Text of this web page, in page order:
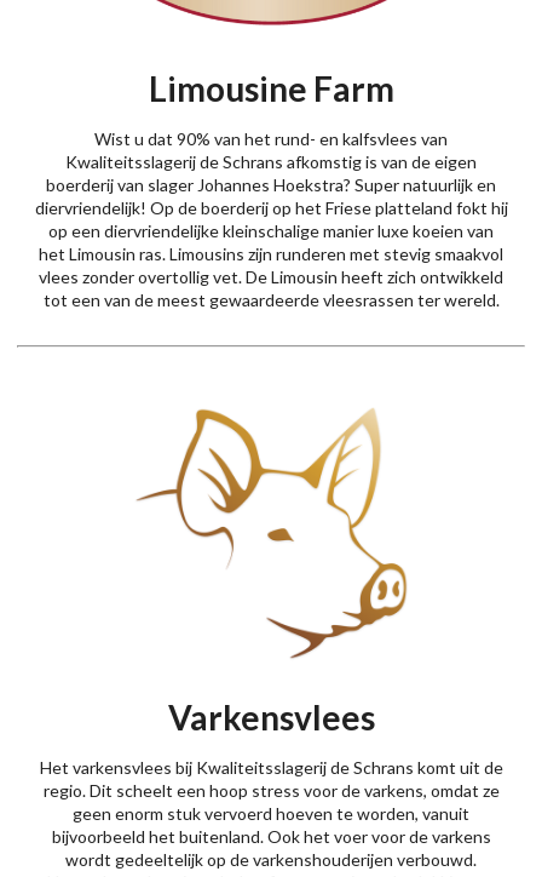
Limousine Farm
Wist u dat 90% van het rund- en kalfsvlees van
Kwaliteitsslagerij de Schrans afkomstig is van de eigen
boerderij van slager Johannes Hoekstra? Super natuurlijk en
diervriendelijk! Op de boerderij op het Friese platteland fokt hij
op een diervriendelijke kleinschalige manier luxe koeien van
het Limousin ras. Limousins zijn runderen met stevig smaakvol
vlees zonder overtollig vet. De Limousin heeft zich ontwikkeld
tot een van de meest gewaardeerde vleesrassen ter wereld.
Varkensvlees
Het varkensvlees bij Kwaliteitsslagerij de Schrans komt uit de
regio. Dit scheelt een hoop stress voor de varkens, omdat ze
geen enorm stuk vervoerd hoeven te worden, vanuit
bijvoorbeeld het buitenland. Ook het voer voor de varkens
wordt gedeeltelijk op de varkenshouderijen verbouwd.